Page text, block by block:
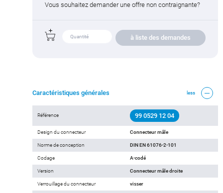
Vous souhaitez demander une offre non contraignante?
à liste des demandes
Caractéristiques générales less
Référence 99 0529 12 04
Design du connecteur Connecteur mâle
Norme de conception DIN EN 61076-2-101
Codage A-codé
Version Connecteur mâle droite
Verrouillage du connecteur visser